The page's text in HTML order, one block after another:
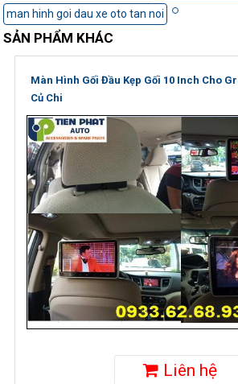
man hinh goi dau xe oto tan noi
SẢN PHẨM KHÁC
Màn Hình Gối Đầu Kẹp Gối 10 Inch Cho
Củ Chi
Liên hệ